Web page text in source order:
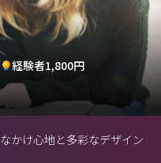
経験者1,800円
かけ心地と多彩なデザイン